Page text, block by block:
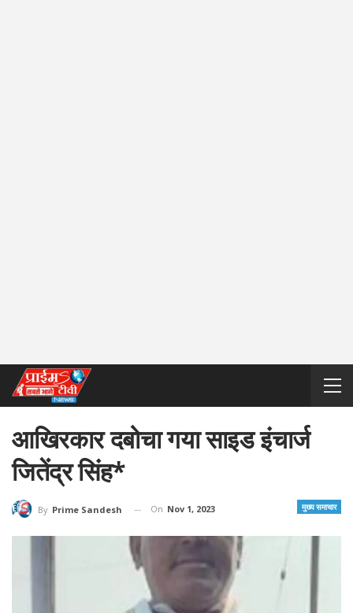
आखिरकार दबोचा गया साइड इंचार्ज
जितेंद्र सिंह*
मुख्य समाचार
By Prime Sandesh On Nov 1, 2023